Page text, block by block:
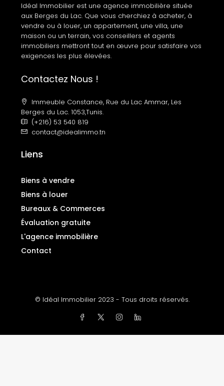
Idéal Immobilier est une agence immobilière située
aux Berges du Lac. Que vous cherchiez à acheter, à
vendre ou à louer, un appartement, une villa, une
maison ou un terrain, vos conseillers et agents
immobiliers mettront tout en œuvre pour satisfaire vos
exigences les plus élevées.
Contactez Nous !
Immeuble Constance, Rue du Lac Ammar, Les
Berges du Lac. 1053,Tunis.
(+216) 53 540 819
contact@idealimmo.tn
Liens
Biens à vendre
Biens à louer
Bureaux & Commerces
Évaluation gratuite
L'agence immobilière
Contact
© Idéal Immobilier 2023 - Tous droits réservés.